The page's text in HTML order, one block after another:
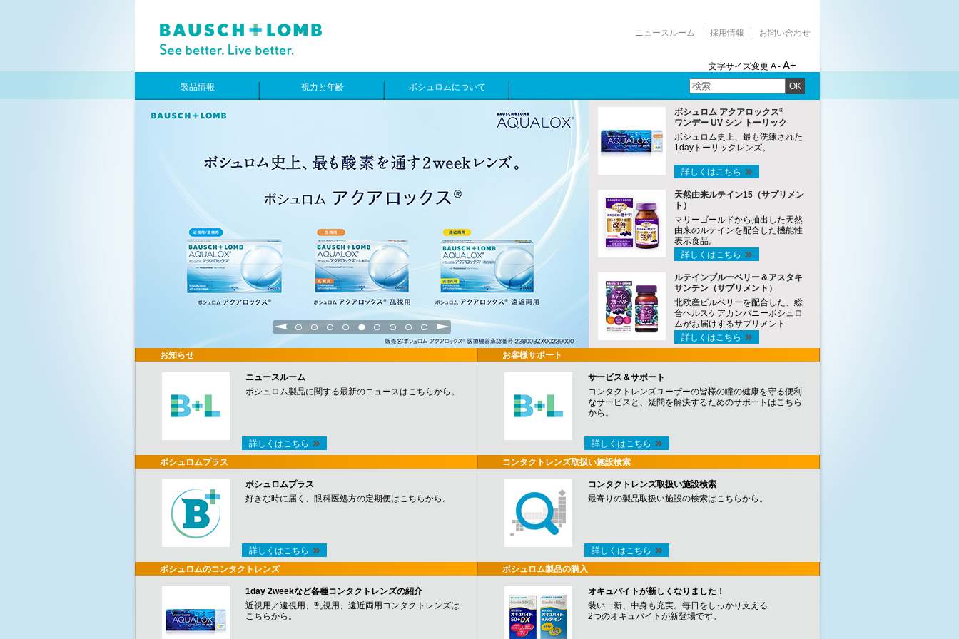
ニュースルーム 採用情報 お問い合わせ
文字サイズ変更 A - A+
OK
製品情報 視力と年齢 ボシュロムについて
1 2 3 4 5 6 7 8 9
ボシュロム アクアロックス®
ワンデー UV シン トーリック
ボシュロム史上、最も洗練された
1dayトーリックレンズ。
詳しくはこちら
天然由来ルテイン15（サプリメン
ト）
マリーゴールドから抽出した天然
由来のルテインを配合した機能性
表示食品。
詳しくはこちら
ルテインブルーベリー＆アスタキ
サンチン（サプリメント）
北欧産ビルベリーを配合した、総
合ヘルスケアカンパニーボシュロ
ムがお届けするサプリメント
詳しくはこちら
お知らせ
ニュースルーム
ボシュロム製品に関する最新のニュースはこちらから。
詳しくはこちら
ボシュロムプラス
ボシュロムプラス
好きな時に届く、眼科医処方の定期便はこちらから。
詳しくはこちら
ボシュロムのコンタクトレンズ
1day 2weekなど各種コンタクトレンズの紹介
近視用／遠視用、乱視用、遠近両用コンタクトレンズは
こちらから。
お客様サポート
サービス＆サポート
コンタクトレンズユーザーの皆様の瞳の健康を守る便利
なサービスと、疑問を解決するためのサポートはこちら
から。
詳しくはこちら
コンタクトレンズ取扱い施設検索
コンタクトレンズ取扱い施設検索
最寄りの製品取扱い施設の検索はこちらから。
詳しくはこちら
ボシュロム製品の購入
オキュバイトが新しくなりました！
装い一新、中身も充実。毎日をしっかり支える
2つのオキュバイトが新登場です。